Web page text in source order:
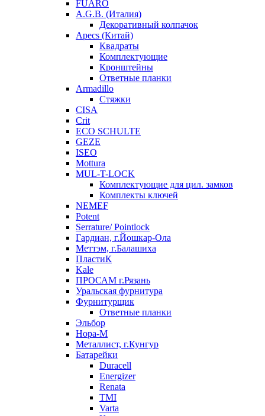
FUARO
A.G.B. (Италия)
Декоративный колпачок
Apecs (Китай)
Квадраты
Комплектующие
Кронштейны
Ответные планки
Armadillo
Стяжки
CISA
Crit
ECO SCHULTE
GEZE
ISEO
Mottura
MUL-T-LOCK
Комплектующие для цил. замков
Комплекты ключей
NEMEF
Potent
Serrature/ Pointlock
Гардиан, г.Йошкар-Ола
Меттэм, г.Балашиха
ПластиК
Kale
ПРОСАМ г.Рязань
Уральская фурнитура
Фурнитурщик
Ответные планки
Эльбор
Нора-М
Металлист, г.Кунгур
Батарейки
Duracell
Energizer
Renata
TMI
Varta